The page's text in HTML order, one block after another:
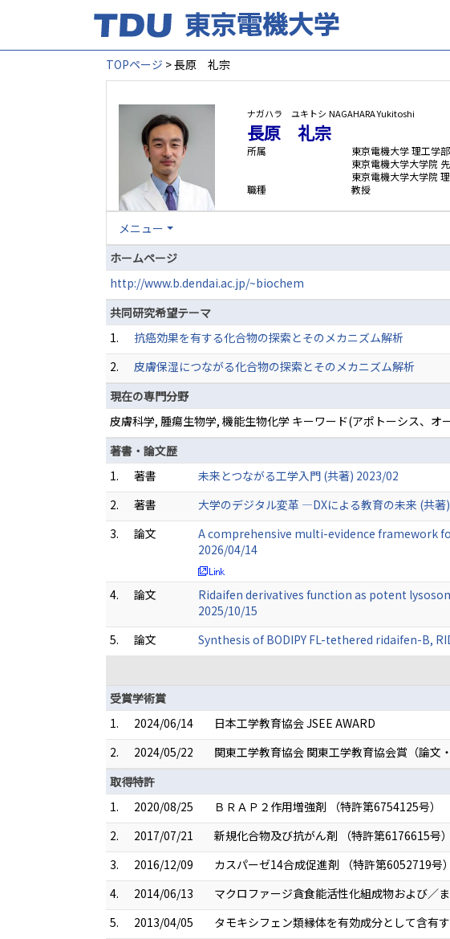
TOPページ > 長原 礼宗
ナガハラ ユキトシ NAGAHARA Yukitoshi
長原 礼宗
所属
東京電機大学 理工学
東京電機大学大学院
東京電機大学大学院
職種
教授
メニュー
ホームページ
http://www.b.dendai.ac.jp/~biochem
共同研究希望テーマ
1.
抗癌効果を有する化合物の探索とそのメカニズム解析
2.
皮膚保湿につながる化合物の探索とそのメカニズム解析
現在の専門分野
皮膚科学, 腫瘍生物学, 機能生物化学 キーワード(アポトーシス、オ
著書・論文歴
1.
著書
未来とつながる工学入門 (共著) 2023/02
2.
著書
大学のデジタル変革 ―DXによる教育の未来 (共著
3.
論文
A comprehensive multi-evidence framework
2026/04/14
4. 論文
Ridaifen derivatives function as potent
2025/10/15
5.
論文
Synthesis of BODIPY FL-tethered ridaifen-B,
受賞学術賞
1.
2024/06/14
日本工学教育協会 JSEE AWARD
2.
2024/05/22
関東工学教育協会 関東工学教育協会賞（論文・
取得特許
1.
2020/08/25
ＢＲＡＰ２作用増強剤 （特許第6754125号）
2.
2017/07/21
新規化合物及び抗がん剤 （特許第6176615号）
3.
2016/12/09
カスパーゼ14合成促進剤 （特許第6052719号）
4.
2014/06/13
マクロファージ貪食能活性化組成物および／
5.
2013/04/05
タモキシフェン類縁体を有効成分として含有